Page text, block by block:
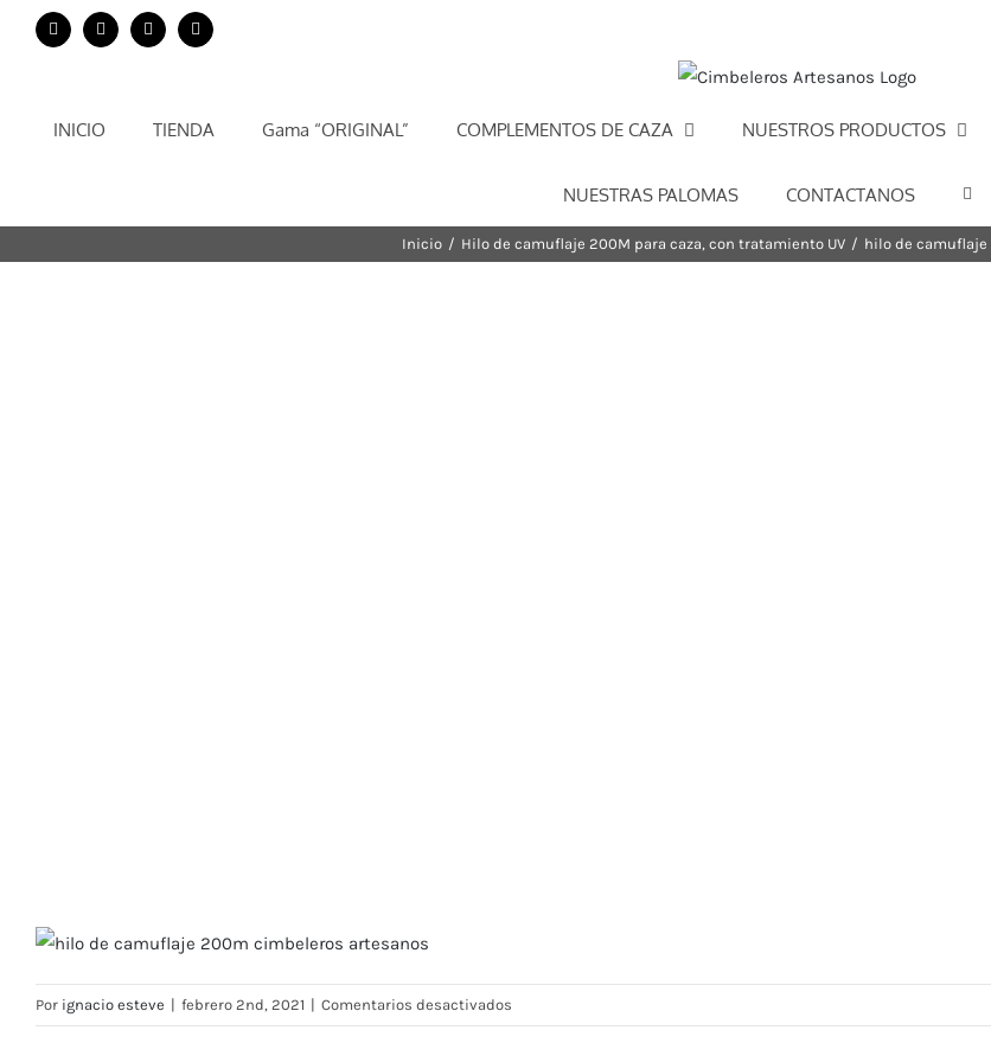
Saltar
FacebookInstagramYouTubeTwitter
INICIO TIENDA Gama “ORIGINAL” COMPLEMENTOS DE CAZA NUESTROS PRODUCTOS
NUESTRAS PALOMAS CONTACTANOS
Inicio / Hilo de camuflaje 200M para caza, con tratamiento UV / hilo de
Por ignacio esteve | febrero 2nd, 2021 | Comentarios desactivados
hilo